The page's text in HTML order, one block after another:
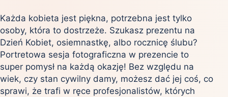
Każda kobieta jest piękna, potrzebna jest tylko
osoby, która to dostrzeże. Szukasz prezentu na
Dzień Kobiet, osiemnastkę, albo rocznicę ślubu?
Portretowa sesja fotograficzna w prezencie to
super pomysł na każdą okazję! Bez względu na
wiek, czy stan cywilny damy, możesz dać jej coś, co
sprawi, że trafi w ręce profesjonalistów, których